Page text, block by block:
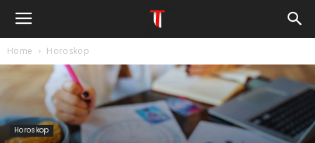
Home Horoskop
Horoskop